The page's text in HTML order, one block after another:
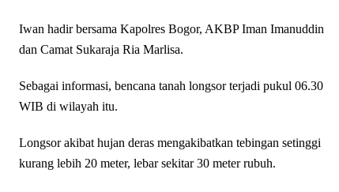
Iwan hadir bersama Kapolres Bogor, AKBP Iman Imanuddin
dan Camat Sukaraja Ria Marlisa.
Sebagai informasi, bencana tanah longsor terjadi pukul 06.30
WIB di wilayah itu.
Longsor akibat hujan deras mengakibatkan tebingan setinggi
kurang lebih 20 meter, lebar sekitar 30 meter rubuh.